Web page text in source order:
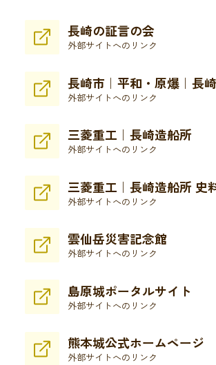
長崎の証言の会
外部サイトへのリンク
長崎市｜平和・原爆｜長
外部サイトへのリンク
三菱重工｜長崎造船所
外部サイトへのリンク
三菱重工｜長崎造船所 史
外部サイトへのリンク
雲仙岳災害記念館
外部サイトへのリンク
島原城ポータルサイト
外部サイトへのリンク
熊本城公式ホームページ
外部サイトへのリンク